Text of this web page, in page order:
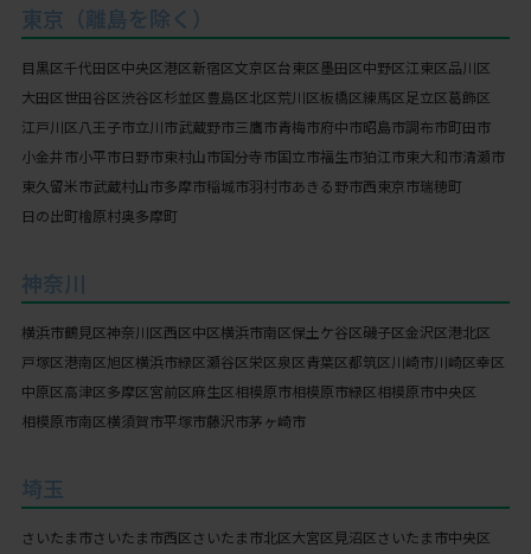
東京（離島を除く）
目黒区千代田区中央区港区新宿区文京区台東区墨田区中野区江東区品川区
大田区世田谷区渋谷区杉並区豊島区北区荒川区板橋区練馬区足立区葛飾区
江戸川区八王子市立川市武蔵野市三鷹市青梅市府中市昭島市調布市町田市
小金井市小平市日野市東村山市国分寺市国立市福生市狛江市東大和市清瀬市
東久留米市武蔵村山市多摩市稲城市羽村市あきる野市西東京市瑞穂町
日の出町檜原村奥多摩町
神奈川
横浜市鶴見区神奈川区西区中区横浜市南区保土ケ谷区磯子区金沢区港北区
戸塚区港南区旭区横浜市緑区瀬谷区栄区泉区青葉区都筑区川崎市川崎区幸区
中原区高津区多摩区宮前区麻生区相模原市相模原市緑区相模原市中央区
相模原市南区横須賀市平塚市藤沢市茅ヶ崎市
埼玉
さいたま市さいたま市西区さいたま市北区大宮区見沼区さいたま市中央区